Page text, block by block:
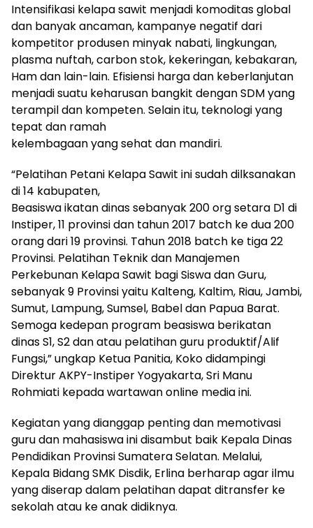
Intensifikasi kelapa sawit menjadi komoditas global
dan banyak ancaman, kampanye negatif dari
kompetitor produsen minyak nabati, lingkungan,
plasma nuftah, carbon stok, kekeringan, kebakaran,
Ham dan lain-lain. Efisiensi harga dan keberlanjutan
menjadi suatu keharusan bangkit dengan SDM yang
terampil dan kompeten. Selain itu, teknologi yang
tepat dan ramah
kelembagaan yang sehat dan mandiri.
“Pelatihan Petani Kelapa Sawit ini sudah dilksanakan
di 14 kabupaten,
Beasiswa ikatan dinas sebanyak 200 org setara D1 di
Instiper, 11 provinsi dan tahun 2017 batch ke dua 200
orang dari 19 provinsi. Tahun 2018 batch ke tiga 22
Provinsi. Pelatihan Teknik dan Manajemen
Perkebunan Kelapa Sawit bagi Siswa dan Guru,
sebanyak 9 Provinsi yaitu Kalteng, Kaltim, Riau, Jambi,
Sumut, Lampung, Sumsel, Babel dan Papua Barat.
Semoga kedepan program beasiswa berikatan
dinas S1, S2 dan atau pelatihan guru produktif/Alif
Fungsi,” ungkap Ketua Panitia, Koko didampingi
Direktur AKPY-Instiper Yogyakarta, Sri Manu
Rohmiati kepada wartawan online media ini.
Kegiatan yang dianggap penting dan memotivasi
guru dan mahasiswa ini disambut baik Kepala Dinas
Pendidikan Provinsi Sumatera Selatan. Melalui,
Kepala Bidang SMK Disdik, Erlina berharap agar ilmu
yang diserap dalam pelatihan dapat ditransfer ke
sekolah atau ke anak didiknya.